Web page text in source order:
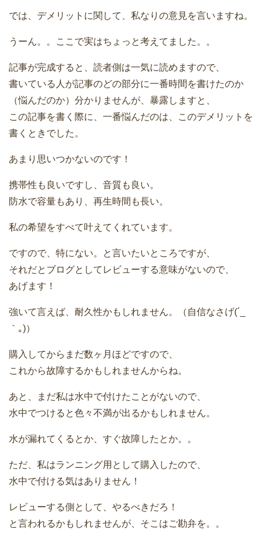
では、デメリットに関して、私なりの意見を言いますね。
うーん。。ここで実はちょっと考えてました。。
記事が完成すると、読者側は一気に読めますので、
書いている人が記事のどの部分に一番時間を書けたのか
（悩んだのか）分かりませんが、暴露しますと、
この記事を書く際に、一番悩んだのは、このデメリットを
書くときでした。
あまり思いつかないのです！
携帯性も良いですし、音質も良い。
防水で容量もあり、再生時間も長い。
私の希望をすべて叶えてくれています。
ですので、特にない。と言いたいところですが、
それだとブログとしてレビューする意味がないので、
あげます！
強いて言えば、耐久性かもしれません。（自信なさげ(´_
｀｡)）
購入してからまだ数ヶ月ほどですので、
これから故障するかもしれませんからね。
あと、まだ私は水中で付けたことがないので、
水中でつけると色々不満が出るかもしれません。
水が漏れてくるとか、すぐ故障したとか。。
ただ、私はランニング用として購入したので、
水中で付ける気はありません！
レビューする側として、やるべきだろ！
と言われるかもしれませんが、そこはご勘弁を。。